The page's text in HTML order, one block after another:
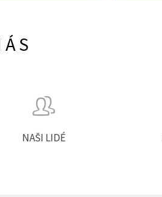
NAŠI LIDÉ